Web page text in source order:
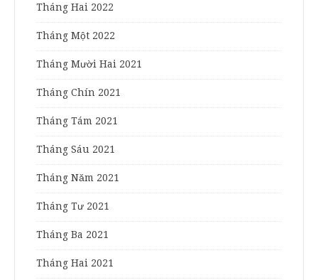
Tháng Hai 2022
Tháng Một 2022
Tháng Mười Hai 2021
Tháng Chín 2021
Tháng Tám 2021
Tháng Sáu 2021
Tháng Năm 2021
Tháng Tư 2021
Tháng Ba 2021
Tháng Hai 2021